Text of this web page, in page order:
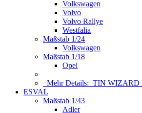
Volkswagen
Volvo
Volvo Rallye
Westfalia
Maßstab 1/24
Volkswagen
Maßstab 1/18
Opel
Mehr Details: TIN WIZARD
ESVAL
Maßstab 1/43
Adler